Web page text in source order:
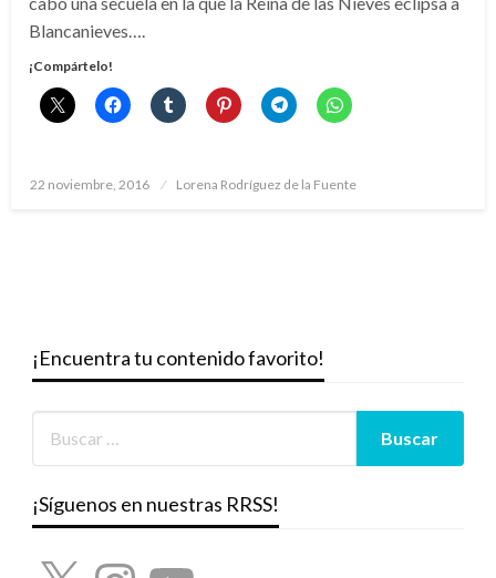
Blancanieves….
¡Compártelo!
Publicado
22 noviembre, 2016 Lorena Rodríguez de la Fuente
¡Encuentra tu contenido favorito!
¡Síguenos en nuestras RRSS!
X InstagramYouTube